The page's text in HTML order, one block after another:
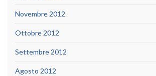
Novembre 2012
Ottobre 2012
Settembre 2012
Agosto 2012